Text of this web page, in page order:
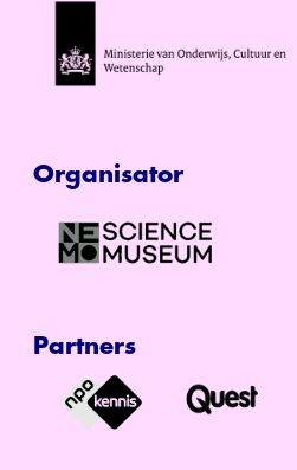
Organisator
Partners